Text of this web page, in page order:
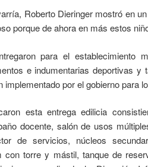
Roberto Dieringer mostró en
porque de ahora en más estos
para el establecimiento
e indumentarias deportivas
por el gobierno para
esta entrega edilicia
docente, salón de usos
de servicios, núcleos
con torre y mástil, tanque de